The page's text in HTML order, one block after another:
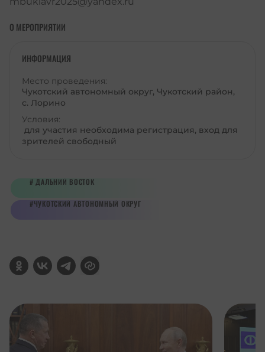
О МЕРОПРИЯТИИ
ИНФОРМАЦИЯ
Место проведения:
Чукотский автономный округ, Чукотский район,
с. Лорино
Условия:
для участия необходима регистрация, вход для
зрителей свободный
ДАЛЬНИЙ ВОСТОК
ЧУКОТСКИЙ АВТОНОМНЫЙ ОКРУГ